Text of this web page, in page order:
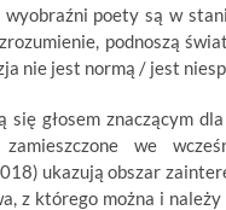
poety są w
podnoszą
nie jest normą / jest
głosem znaczącym
we
ukazują obszar
z którego można i